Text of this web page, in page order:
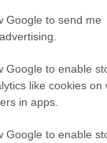
Google to send me
Google to enable
like cookies on
in apps.
Google to enable
τέλους η Εθνική
να διοργανώσει
Δεκέμβριο –